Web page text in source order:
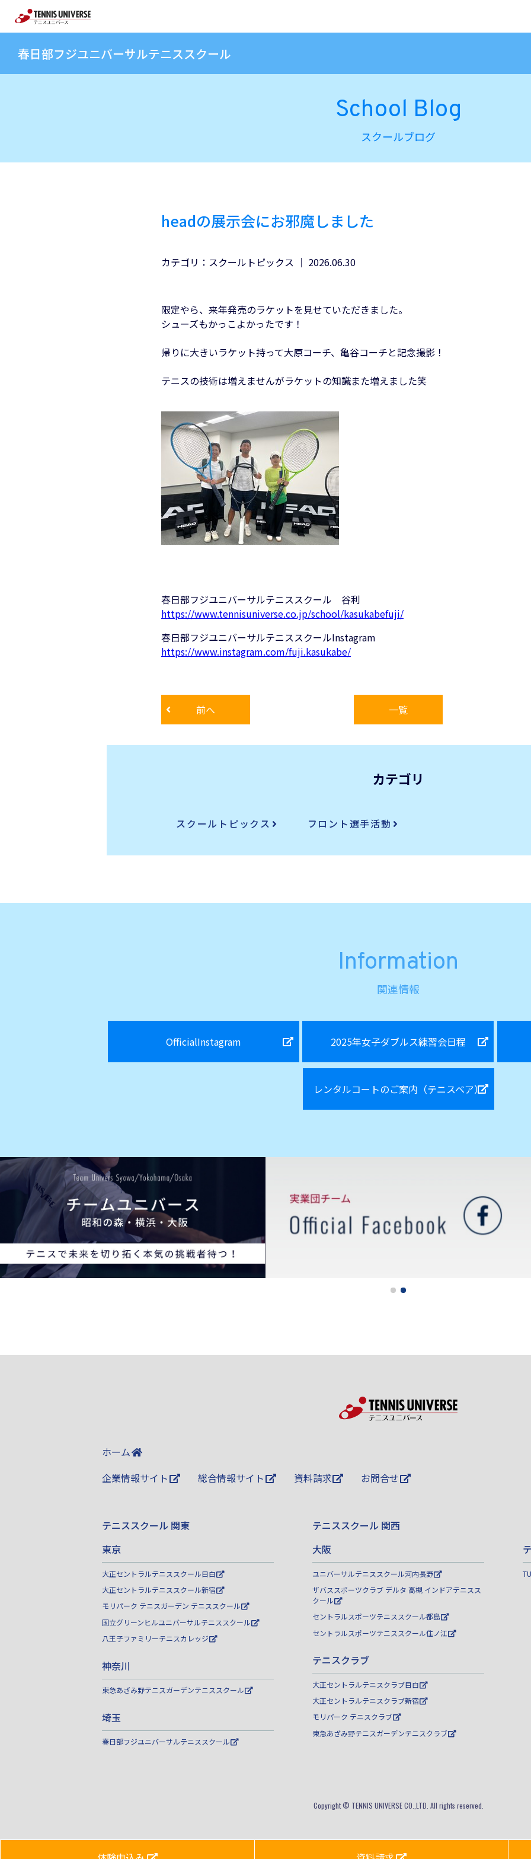
春日部フジユニバーサルテニススクール
School Blog
スクールブログ
headの展示会にお邪魔しました
カテゴリ： スクールトピックス ｜ 2026.06.30
限定やら、来年発売のラケットを見せていただきました。
シューズもかっこよかったです！
帰りに大きいラケット持って大原コーチ、亀谷コーチと記念撮影！
テニスの技術は増えませんがラケットの知識また増えました笑
春日部フジユニバーサルテニススクール 谷利
https://www.tennisuniverse.co.jp/school/kasukabefuji/
春日部フジユニバーサルテニススクールInstagram
https://www.instagram.com/fuji.kasukabe/
前へ 一覧
カテゴリ
スクールトピックス フロント選手活動
Information
関連情報
OfficialInstagram 2025年女子ダブルス練習会日程
レンタルコートのご案内（テニスベア）
ホーム
企業情報サイト
総合情報サイト 資料請求 お問合せ
テニススクール 関東
東京
大正セントラルテニススクール目白
大正セントラルテニススクール新宿
モリパーク テニスガーデン テニススクール
国立グリーンヒルユニバーサルテニススクール
八王子ファミリーテニスカレッジ
神奈川
東急あざみ野テニスガーデンテニススクール
埼玉
春日部フジユニバーサルテニススクール
テニススクール 関西
大阪
ユニバーサルテニススクール河内長野
ザバススポーツクラブ デルタ 高槻 インドアテニスス
クール
セントラルスポーツテニススクール都島
セントラルスポーツテニススクール住ノ江
テニスクラブ
大正セントラルテニスクラブ目白
大正セントラルテニスクラブ新宿
モリパーク テニスクラブ
東急あざみ野テニスガーデンテニスクラブ
Copyright © TENNIS UNIVERSE CO.,LTD. All rights reserved.